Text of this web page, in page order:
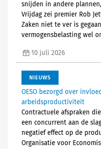
snijden in andere
Vrijdag zei premier Rob
Zaken niet te ver is
vermogensbelasting wel
10 juli 2026
NIEUWS
OESO bezorgd over
arbeidsproductiviteit
Contractuele afspraken
een concurrent aan de
negatief effect op de
Organisatie voor